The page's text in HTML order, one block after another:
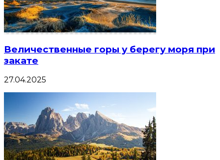
Величественные горы у берегу моря при
закате
27.04.2025